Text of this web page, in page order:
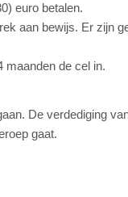
euro betalen.
aan bewijs. Er zijn
maanden de cel in.
De verdediging
gaat.